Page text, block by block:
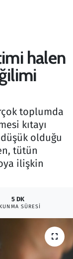
halen
toplumda
kıtayı
olduğu
tütün
ilişkin
5 DK
SÜRESI